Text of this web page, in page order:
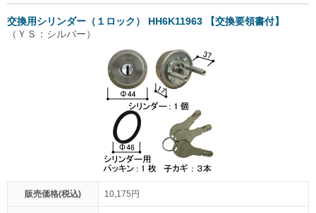
交換用シリンダー（１ロック） HH6K11963 【交換要領書付】
（ＹＳ：シルバー）
販売価格(税込) 10,175円